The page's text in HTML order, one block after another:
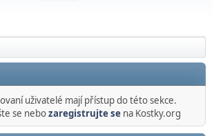
uživatelé mají přístup do této sekce.
se nebozaregistrujte sena Kostky.org